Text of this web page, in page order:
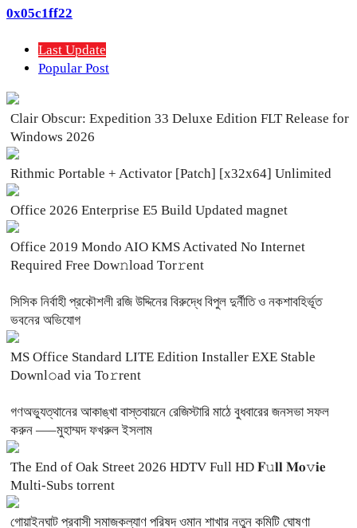
0x05c1ff22
Last Update
Popular Post
Clair Obscur: Expedition 33 Deluxe Edition FLT Release for
Windows 2026
Rithmic Portable + Activator [Patch] [x32x64] Unlimited
Office 2026 Enterprise E5 Build Updated magnet
Office 2019 Mondo AIO KMS Activated No Internet
Required Frее Dow𝚗load Tоr𝚛ent
সিসিক নির্বাহী প্রকৌশলী রজি উদ্দিনের বিরুদ্ধে বিপুল দুর্নীতি ও নকশাবহির্ভূত
ভবনের অভিযোগ
MS Office Standard LITE Edition Installer EXE Stable
Downl𝚘ad via To𝚛rent
গণঅভ্যুত্থানের আকাঙ্খা বাস্তবায়নে রেজিস্টারি মাঠে বুধবারের জনসভা সফল
করুন —–মুহাম্মদ ফখরুল ইসলাম
The End of Oak Street 2026 HDTV Full HD 𝐅𝚞𝐥𝐥 𝐌𝐨𝚟𝐢𝐞
Multi-Subs torrent
‎গোয়াইনঘাট প্রবাসী সমাজকল্যাণ পরিষদ ওমান শাখার নতুন কমিটি ঘোষণা